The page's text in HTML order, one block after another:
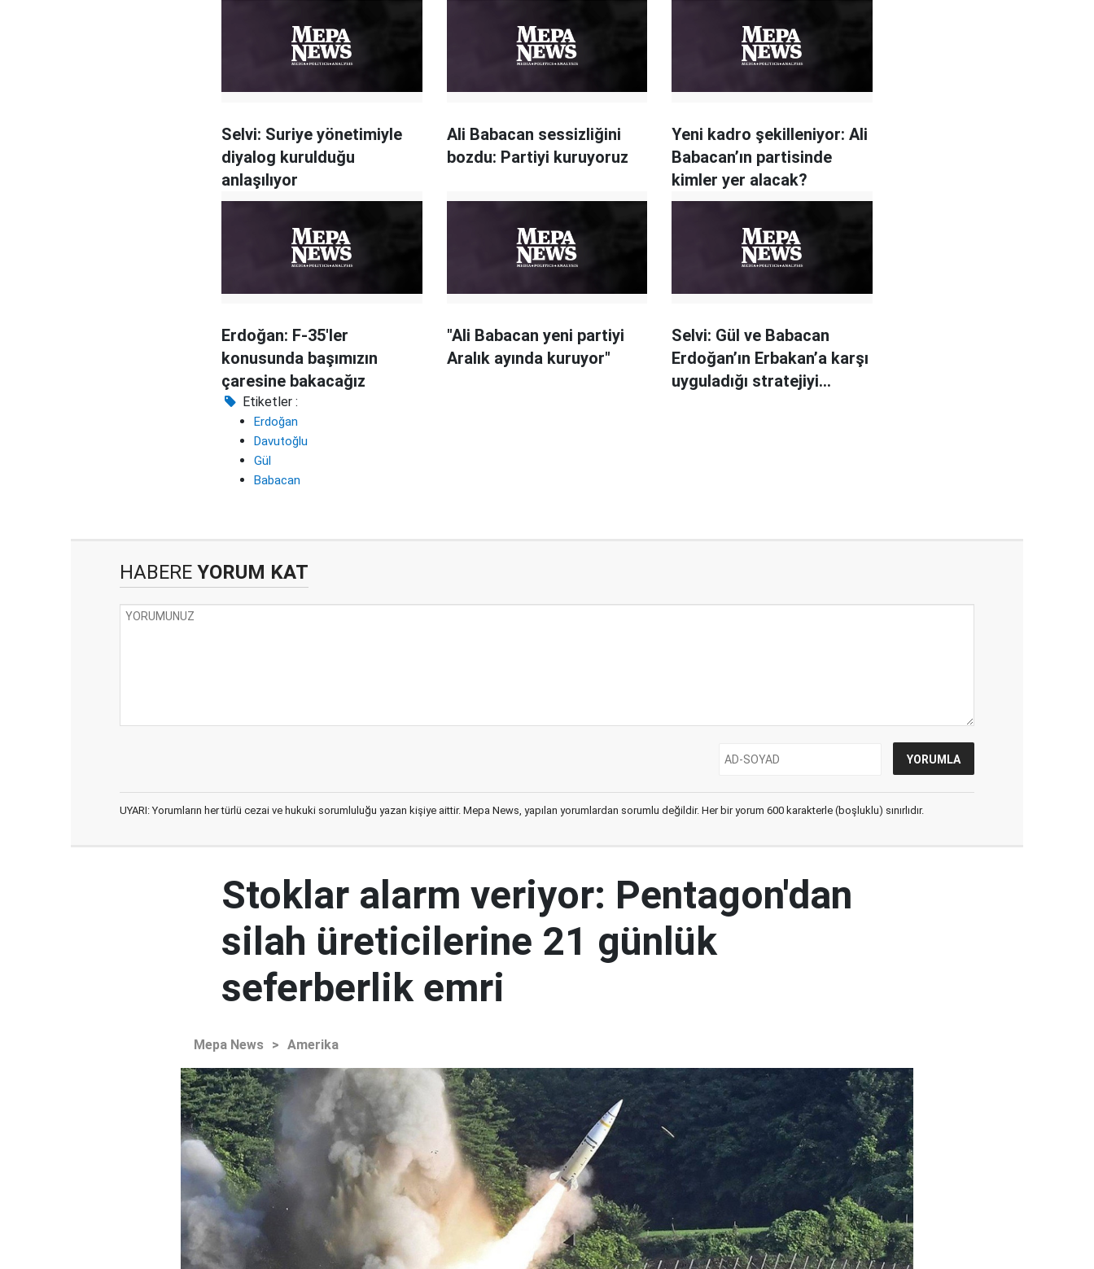
Selvi: Suriye yönetimiyle
diyalog kurulduğu
anlaşılıyor
Ali Babacan sessizliğini
bozdu: Partiyi kuruyoruz
Yeni kadro şekilleniyor: Ali
Babacan’ın partisinde
kimler yer alacak?
Erdoğan: F-35'ler
konusunda başımızın
çaresine bakacağız
"Ali Babacan yeni partiyi
Aralık ayında kuruyor"
Selvi: Gül ve Babacan
Erdoğan’ın Erbakan’a karşı
uyguladığı stratejiyi
Etiketler :
Erdoğan
Davutoğlu
Gül
Babacan
HABERE YORUM KAT
UYARI: Yorumların her türlü cezai ve hukuki sorumluluğu yazan kişiye aittir. Mepa News, yapılan yorumlardan sorumlu değildir. Her bir yorum 600 karakterle (boşluklu) sınırlıdır.
Stoklar alarm veriyor: Pentagon'dan
silah üreticilerine 21 günlük
seferberlik emri
Mepa News > Amerika